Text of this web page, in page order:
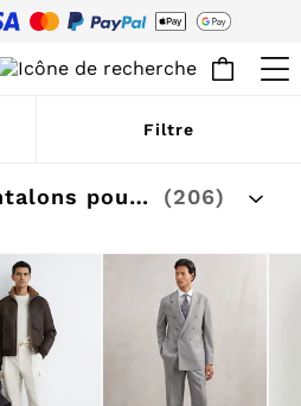
: -15 % sur votre première commande
générales s’appliquent.
& Occasion
Filtre
Outlet de pantalons pour hommes (206)